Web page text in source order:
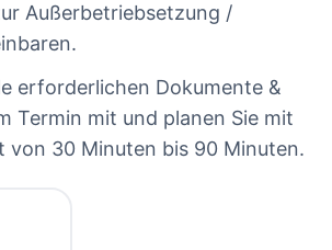
Außerbetriebsetzung /
erforderlichen Dokumente &
Termin mit und planen Sie mit
von 30 Minuten bis 90 Minuten.